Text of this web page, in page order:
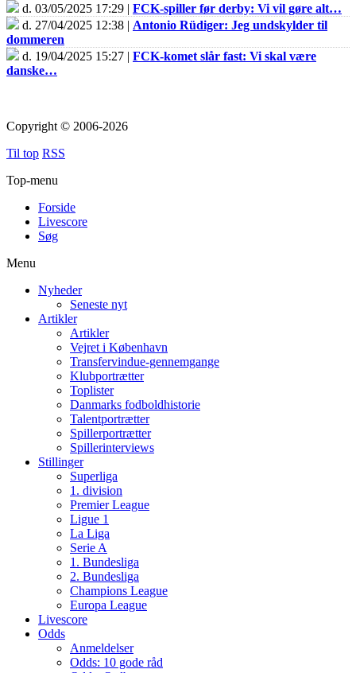
d. 03/05/2025 17:29 | FCK-spiller før derby: Vi vil gøre alt…
d. 27/04/2025 12:38 | Antonio Rüdiger: Jeg undskylder til
dommeren
d. 19/04/2025 15:27 | FCK-komet slår fast: Vi skal være
danske…
Copyright © 2006-2026
Til top RSS
Top-menu
Forside
Livescore
Søg
Menu
Nyheder
Seneste nyt
Artikler
Artikler
Vejret i København
Transfervindue-gennemgange
Klubportrætter
Toplister
Danmarks fodboldhistorie
Talentportrætter
Spillerportrætter
Spillerinterviews
Stillinger
Superliga
1. division
Premier League
Ligue 1
La Liga
Serie A
1. Bundesliga
2. Bundesliga
Champions League
Europa League
Livescore
Odds
Anmeldelser
Odds: 10 gode råd